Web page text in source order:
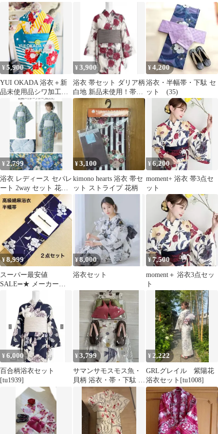
バーシブル半幅帯セッ
ト オトナ浴衣
ト gi1603
¥5,900
YUI OKADA 浴衣＋新
品未使用品シワ加工兵
¥3,900
浴衣 帯セット ダリア柄
白地 新品未使用！帯付
き
¥4,200
浴衣・半幅帯・下駄 セ
ット (35)
¥ 2,799
浴衣 レディース セパレ
ート 2way セット 花柄
パウダーブルー
¥3,100
kimono hearts 浴衣 帯セ
ット ストライプ 花柄
¥6,200
moment+ 浴衣 帯3点セ
ット
¥8,999
スーパー最安値
SALE➖★ メーカー完
売品！高級綿麻浴衣と
半幅帯のセット
¥8,000
浴衣セット
¥7,500
moment＋ 浴衣3点セッ
ト
¥6,000
百合柄浴衣セット
[tu1939]
¥3,799
サマンサモスモス魚・
貝柄 浴衣・帯・下駄 3
点セット フリーサイズ
¥2,222
GRLグレイル 紫陽花
浴衣セット[tu1008]